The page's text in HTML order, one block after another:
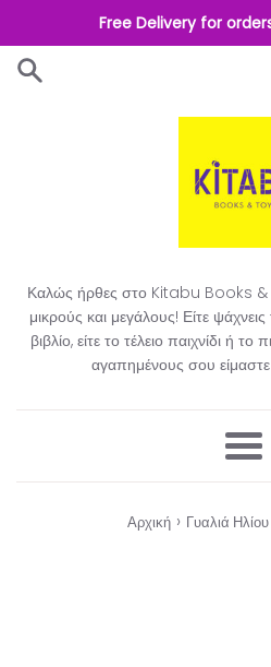
στο
περιεχόμενο
Free Delivery for
Καλώς ήρθες στο Kitabu Books &
μικρούς και μεγάλους! Είτε
βιβλίο, είτε το τέλειο παιχνίδι ή
αγαπημένους σου είμαστε
Αρχική › Γυαλιά